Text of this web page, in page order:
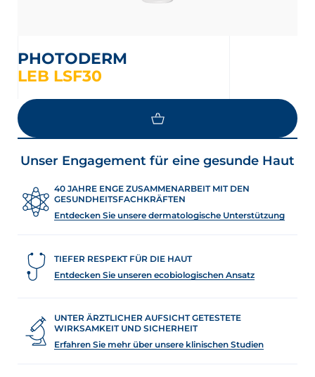
PHOTODERM
LEB LSF30
MEHR LADEN
Unser Engagement für eine gesunde Haut
40 JAHRE ENGE ZUSAMMENARBEIT MIT DEN
GESUNDHEITSFACHKRÄFTEN
Entdecken Sie unsere dermatologische Unterstützung
TIEFER RESPEKT FÜR DIE HAUT
Entdecken Sie unseren ecobiologischen Ansatz
UNTER ÄRZTLICHER AUFSICHT GETESTETE
WIRKSAMKEIT UND SICHERHEIT
Erfahren Sie mehr über unsere klinischen Studien